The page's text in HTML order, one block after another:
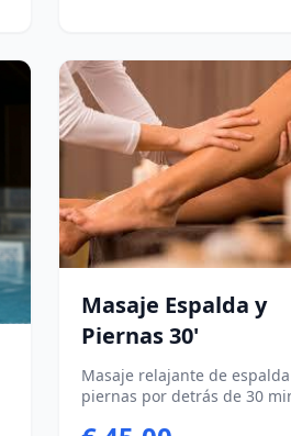
Masaje Espalda y
Piernas 30'
Masaje relajante de
piernas por detrás de 30